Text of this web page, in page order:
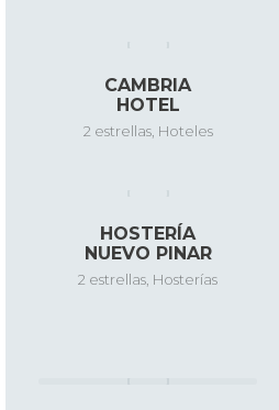
CAMBRIA
HOTEL
2 estrellas, Hoteles
HOSTERÍA
NUEVO PINAR
2 estrellas Hosterías